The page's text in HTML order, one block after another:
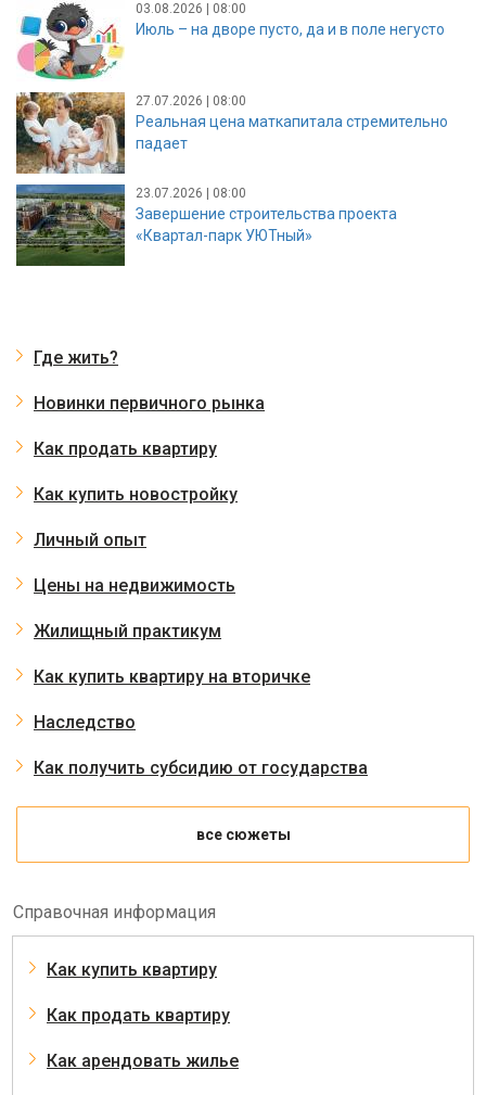
03.08.2026 | 08:00
Июль – на дворе пусто, да и в поле негусто
27.07.2026 | 08:00
Реальная цена маткапитала стремительно
падает
23.07.2026 | 08:00
Завершение строительства проекта
«Квартал-парк УЮТный»
Где жить?
Новинки первичного рынка
Как продать квартиру
Как купить новостройку
Личный опыт
Цены на недвижимость
Жилищный практикум
Как купить квартиру на вторичке
Наследство
Как получить субсидию от государства
все сюжеты
Справочная информация
Как купить квартиру
Как продать квартиру
Как арендовать жилье